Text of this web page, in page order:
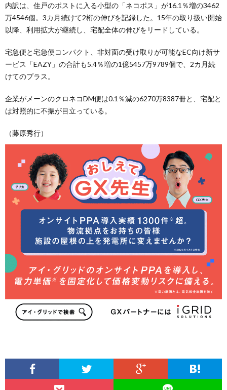
内訳は、住戸のポストに入る小型の「ネコポス」が16.1％増の3462
万4546個。3カ月続けて2桁の伸びを記録した。15年の取り扱い開始
以降、利用拡大が継続し、宅配全体の伸びをリードしている。
宅急便と宅急便コンパクト、非対面の受け取りが可能なEC向け新サ
ービス「EAZY」の合計も5.4％増の1億5457万9789個で、2カ月続
けてのプラス。
企業がメーンのクロネコDM便は0.1％減の6270万8387冊と、宅配と
は対照的に不振が目立っている。
（藤原秀行）